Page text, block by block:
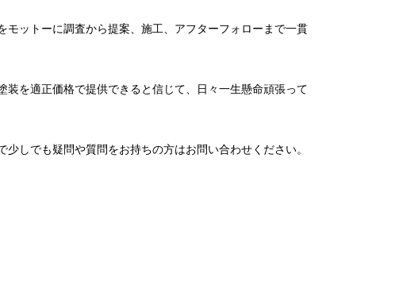
モットーに調査から提案、施工、アフターフォローまで一貫
を適正価格で提供できると信じて、日々一生懸命頑張って
しでも疑問や質問をお持ちの方はお問い合わせください。